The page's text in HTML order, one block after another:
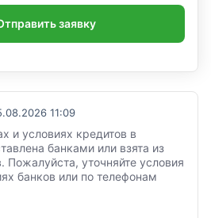
заявку
11:09
и условиях кредитов в
банками или взята из
Пожалуйста, уточняйте условия
банков или по телефонам